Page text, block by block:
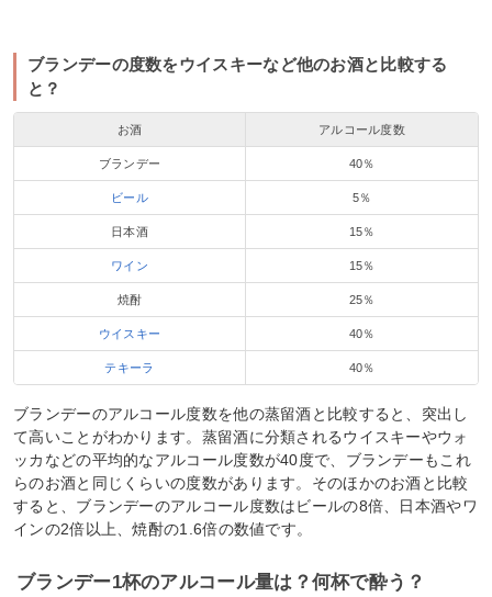
ブランデーの度数をウイスキーなど他のお酒と比較する
と？
お酒 アルコール度数
ブランデー 40％
ビール 5％
日本酒 15％
ワイン 15％
焼酎 25％
ウイスキー 40％
テキーラ 40％
ブランデーのアルコール度数を他の蒸留酒と比較すると、突出し
て高いことがわかります。蒸留酒に分類されるウイスキーやウォ
ッカなどの平均的なアルコール度数が40度で、ブランデーもこれ
らのお酒と同じくらいの度数があります。そのほかのお酒と比較
すると、ブランデーのアルコール度数はビールの8倍、日本酒やワ
インの2倍以上、焼酎の1.6倍の数値です。
ブランデー1杯のアルコール量は？何杯で酔う？